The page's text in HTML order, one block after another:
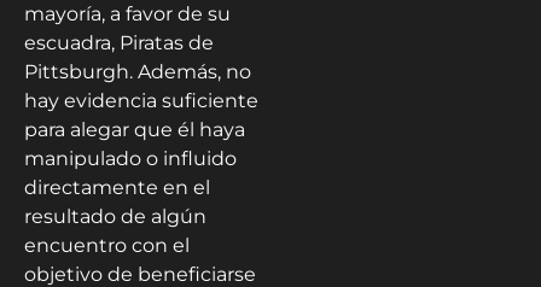
mayoría, a favor de su
escuadra, Piratas de
Pittsburgh. Además, no
hay evidencia suficiente
para alegar que él haya
manipulado o influido
directamente en el
resultado de algún
encuentro con el
objetivo de beneficiarse